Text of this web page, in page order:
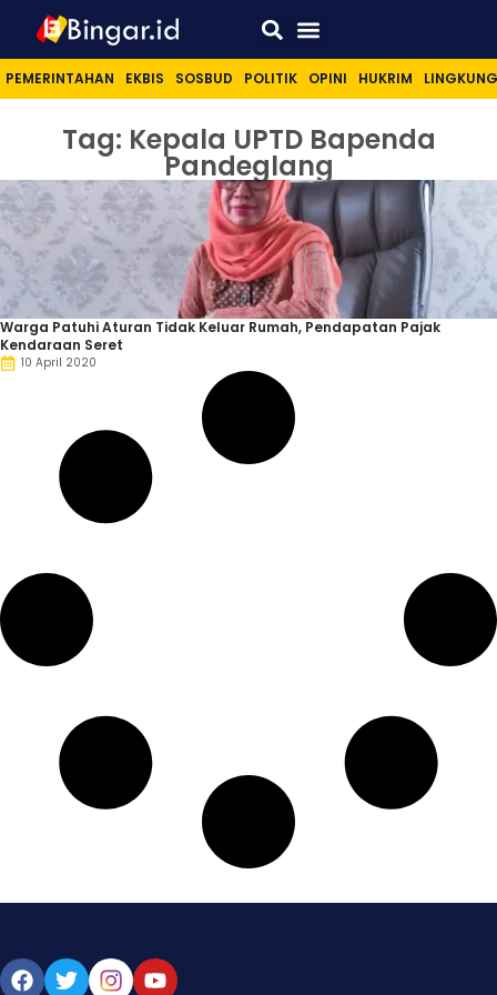
PEMERINTAHAN EKBIS SOSBUD POLITIK OPINI HUKRIM
Tag: Kepala UPTD Bapenda
Pandeglang
Warga Patuhi Aturan Tidak Keluar Rumah, Pendapatan Pajak
Kendaraan Seret
10 April 2020